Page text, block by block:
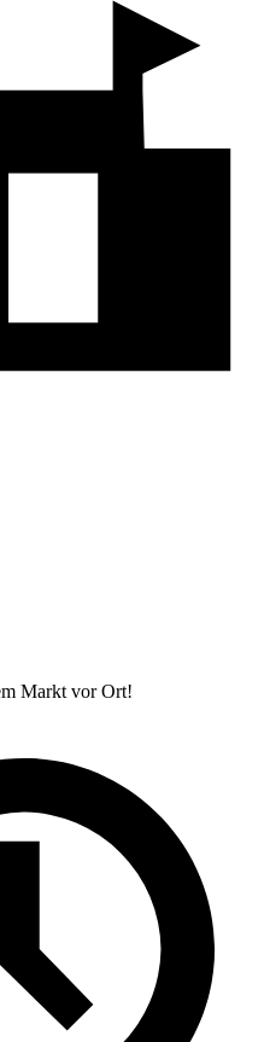
Markt vor Ort!